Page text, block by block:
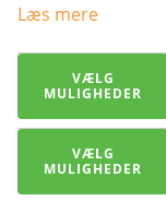
Læs mere
VÆLG
MULIGHEDER
VÆLG
MULIGHEDER